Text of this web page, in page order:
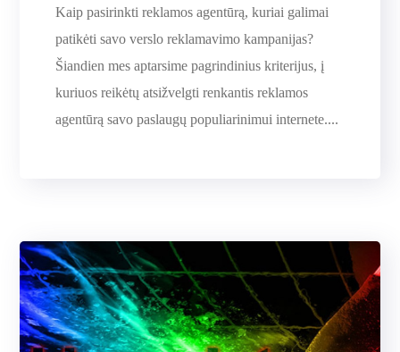
Kaip pasirinkti reklamos agentūrą, kuriai galimai
patikėti savo verslo reklamavimo kampanijas?
Šiandien mes aptarsime pagrindinius kriterijus, į
kuriuos reikėtų atsižvelgti renkantis reklamos
agentūrą savo paslaugų populiarinimui internete....